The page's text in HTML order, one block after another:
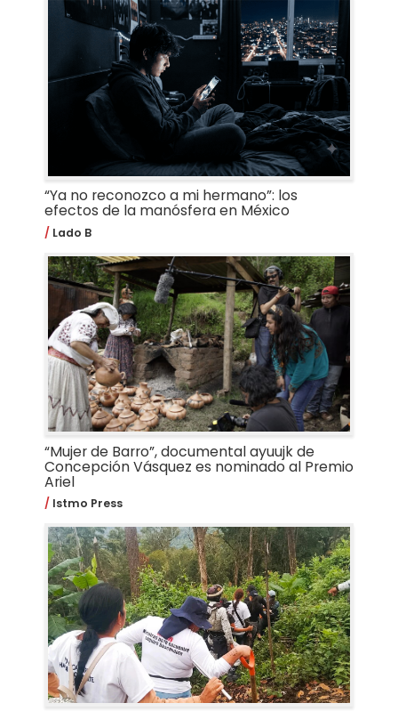
“Ya no reconozco a mi hermano”: los
efectos de la manósfera en México
Lado B
“Mujer de Barro”, documental ayuujk de
Concepción Vásquez es nominado al Premio
Ariel
Istmo Press